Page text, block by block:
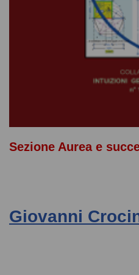
Sezione Aurea e
Giovanni